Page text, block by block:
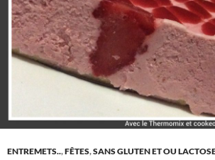
ENTREMETS..,FÊTES,SANS GLUTEN ET OU